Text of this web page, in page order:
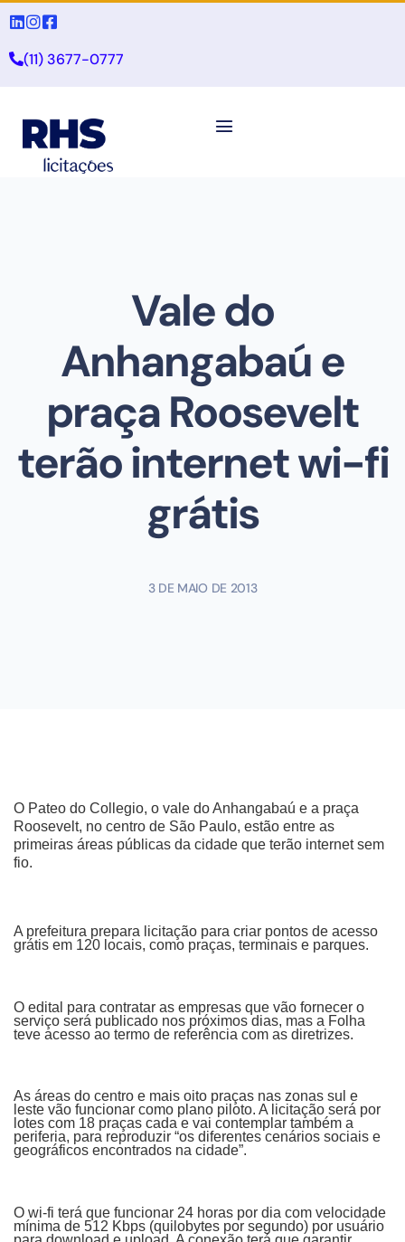
(11) 3677-0777
Vale do
Anhangabaú e
praça Roosevelt
terão internet wi-fi
grátis
3 DE MAIO DE 2013
O Pateo do Collegio, o vale do Anhangabaú e a praça
Roosevelt, no centro de São Paulo, estão entre as
primeiras áreas públicas da cidade que terão internet sem
fio.
A prefeitura prepara licitação para criar pontos de acesso
grátis em 120 locais, como praças, terminais e parques.
O edital para contratar as empresas que vão fornecer o
serviço será publicado nos próximos dias, mas a Folha
teve acesso ao termo de referência com as diretrizes.
As áreas do centro e mais oito praças nas zonas sul e
leste vão funcionar como plano piloto. A licitação será por
lotes com 18 praças cada e vai contemplar também a
periferia, para reproduzir “os diferentes cenários sociais e
geográficos encontrados na cidade”.
O wi-fi terá que funcionar 24 horas por dia com velocidade
mínima de 512 Kbps (quilobytes por segundo) por usuário